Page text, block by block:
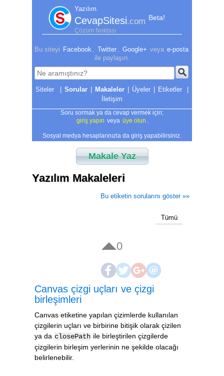
Yazılım.
CevapSitesi.com Beta!
Çözüm Noktası
Bu siteyi Facebook Twitter Google+ veya e-posta
ile paylaşın.
| Sorular | Makaleler | Üyeler | Etiketler
|
İletişim
Soru sormak ya da cevap vermek için;
giriş yapın veya üye olun
Sosyal medya hesaplarınızla da giriş yapabilirsiniz.
Makale Yaz
Yazılım Makaleleri
Bu etiketin sorularını göster »»
Tümü
0
Canvas çizgi uçları ve çizgi
birleşimleri
Canvas etiketine yapılan çizimlerde kullanılan
çizgilerin uçları ve birbirine bitişik olarak çizilen
ya da closePath ile birleştirilen çizgilerde
çizgilerin birleşim yerlerinin ne şekilde olacağı
belirlenebilir.